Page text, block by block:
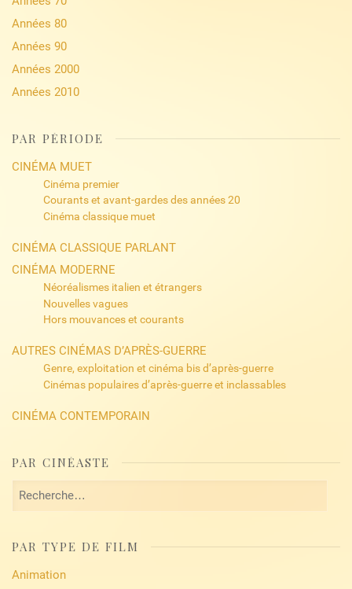
Années 80
Années 90
Années 2000
Années 2010
PAR PÉRIODE
CINÉMA MUET
Cinéma premier
Courants et avant-gardes des années 20
Cinéma classique muet
CINÉMA CLASSIQUE PARLANT
CINÉMA MODERNE
Néoréalismes italien et étrangers
Nouvelles vagues
Hors mouvances et courants
AUTRES CINÉMAS D’APRÈS-GUERRE
Genre, exploitation et cinéma bis d’après-guerre
Cinémas populaires d’après-guerre et inclassables
CINÉMA CONTEMPORAIN
PAR CINÉASTE
Rechercher :
PAR TYPE DE FILM
Animation